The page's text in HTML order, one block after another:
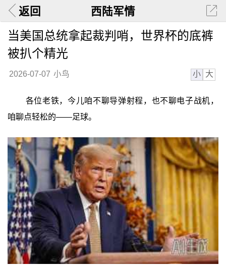
返回 西陆军情
当美国总统拿起裁判哨，世界杯的底裤
被扒个精光
2026-07-07 小鸟 小 大
各位老铁，今儿咱不聊导弹射程，也不聊电子战机，
咱聊点轻松的——足球。